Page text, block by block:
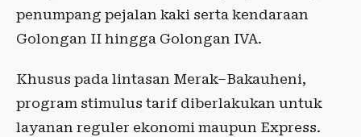
penumpang pejalan kaki serta kendaraan
Golongan II hingga Golongan IVA.
Khusus pada lintasan Merak–Bakauheni,
program stimulus tarif diberlakukan untuk
layanan reguler ekonomi maupun Express.